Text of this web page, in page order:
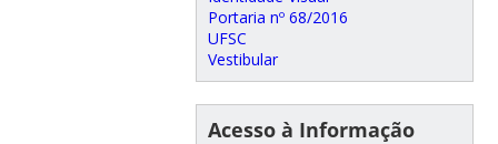
Portaria nº 68/2016
UFSC
Vestibular
Acesso à Informação